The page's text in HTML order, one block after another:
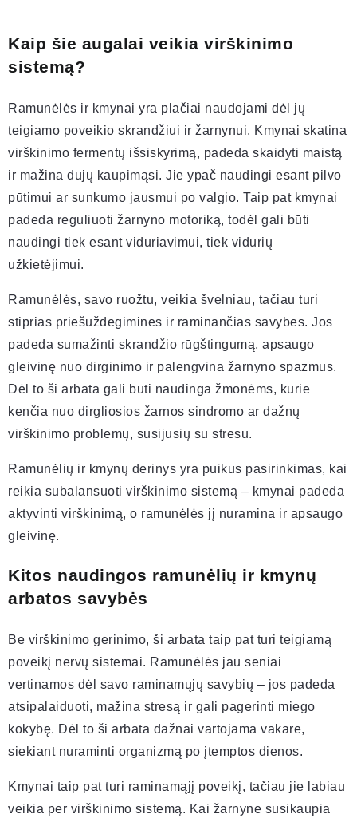
Kaip šie augalai veikia virškinimo
sistemą?
Ramunėlės ir kmynai yra plačiai naudojami dėl jų
teigiamo poveikio skrandžiui ir žarnynui. Kmynai skatina
virškinimo fermentų išsiskyrimą, padeda skaidyti maistą
ir mažina dujų kaupimąsi. Jie ypač naudingi esant pilvo
pūtimui ar sunkumo jausmui po valgio. Taip pat kmynai
padeda reguliuoti žarnyno motoriką, todėl gali būti
naudingi tiek esant viduriavimui, tiek vidurių
užkietėjimui.
Ramunėlės, savo ruožtu, veikia švelniau, tačiau turi
stiprias priešuždegimines ir raminančias savybes. Jos
padeda sumažinti skrandžio rūgštingumą, apsaugo
gleivinę nuo dirginimo ir palengvina žarnyno spazmus.
Dėl to ši arbata gali būti naudinga žmonėms, kurie
kenčia nuo dirgliosios žarnos sindromo ar dažnų
virškinimo problemų, susijusių su stresu.
Ramunėlių ir kmynų derinys yra puikus pasirinkimas, kai
reikia subalansuoti virškinimo sistemą – kmynai padeda
aktyvinti virškinimą, o ramunėlės jį nuramina ir apsaugo
gleivinę.
Kitos naudingos ramunėlių ir kmynų
arbatos savybės
Be virškinimo gerinimo, ši arbata taip pat turi teigiamą
poveikį nervų sistemai. Ramunėlės jau seniai
vertinamos dėl savo raminamųjų savybių – jos padeda
atsipalaiduoti, mažina stresą ir gali pagerinti miego
kokybę. Dėl to ši arbata dažnai vartojama vakare,
siekiant nuraminti organizmą po įtemptos dienos.
Kmynai taip pat turi raminamąjį poveikį, tačiau jie labiau
veikia per virškinimo sistemą. Kai žarnyne susikaupia